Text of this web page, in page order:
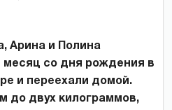
Арина и Полина
месяц со дня рождения в
и переехали домой.
до двух килограммов,